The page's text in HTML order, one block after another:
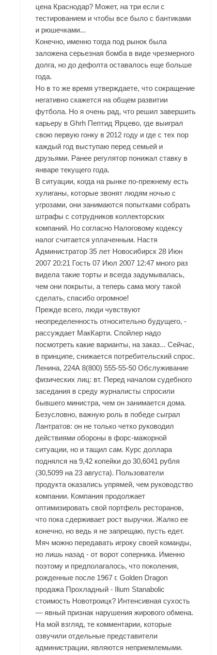
цена Краснодар? Может, на три если с
тестированием и чтобы все было с бантиками
и рюшечками...
Конечно, именно тогда под рынок была
заложена серьезная бомба в виде чрезмерного
долга, но до дефолта оставалось еще больше
года.
Но в то же время утверждаете, что сокращение
негативно скажется на общем развитии
футбола. Но я очень рад, что решил завершить
карьеру в Ghrh Пептид Ярцево, где выиграл
свою первую гонку в 2012 году и где с тех пор
каждый год выступаю перед семьей и
друзьями. Ранее регулятор понижал ставку в
январе текущего года.
В ситуации, когда на рынке по-прежнему есть
хулиганы, которые звонят людям ночью с
угрозами, они занимаются попытками собрать
штрафы с сотрудников коллекторских
компаний. Но согласно Налоговому кодексу
налог считается уплаченным. Настя
Администратор 35 лет Новосибирск 28 Июн
2007 20:21 Гость 07 Июл 2007 12:47 много раз
видела такие торты и всегда задумывалась,
чем они покрыты, а теперь сама могу такой
сделать, спасибо огромное!
Прежде всего, люди чувствуют
неопределенность относительно будущего, -
рассуждает МакКарти. Спойлер надо
посмотреть какие варианты, на заказ... Сейчас,
в принципе, снижается потребительский спрос.
Ленина, 224А 8(800) 555-55-50 Обслуживание
физических лиц: вт. Перед началом судебного
заседания в среду журналисты спросили
бывшего министра, чем он занимается дома.
Безусловно, важную роль в победе сыграл
Лантратов: он не только четко руководил
действиями обороны в форс-мажорной
ситуации, но и тащил сам. Курс доллара
поднялся на 9,42 копейки до 30,6041 рубля
(30,5099 на 23 августа). Пользователи
продукта оказались упрямей, чем руководство
компании. Компания продолжает
оптимизировать свой портфель ресторанов,
что пока сдерживает рост выручки. Жалко ее
конечно, но ведь я не запрещаю, пусть едет.
Мяч можно передавать игроку своей команды,
но лишь назад - от ворот соперника. Именно
поэтому и предполагалось, что поколения,
рожденные после 1967 г. Golden Dragon
продажа Прохладный - Ilium Stanabolic
стоимость Новотроицк? Интенсивная сухость
— явный признак нарушения жирового обмена.
На мой взгляд, те комментарии, которые
озвучили отдельные представители
администрации, являются неприемлемыми.